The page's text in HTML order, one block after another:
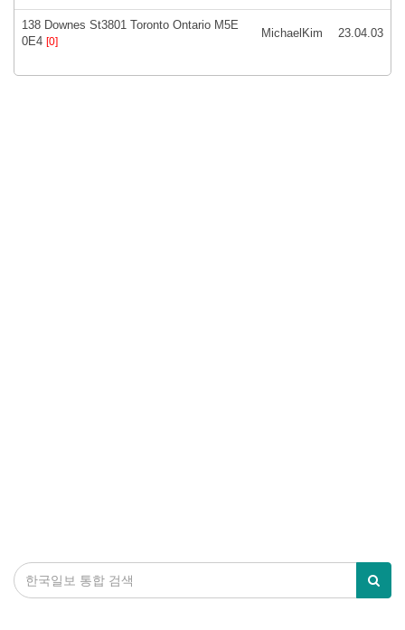
138 Downes St3801 Toronto Ontario M5E
0E4 [0]
MichaelKim 23.04.03